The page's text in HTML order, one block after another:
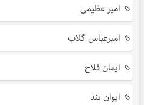
امیر عظیمی
امیرعباس گلاب
ایمان فلاح
ایوان بند